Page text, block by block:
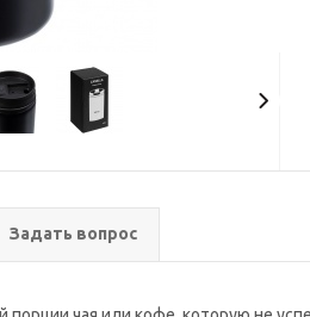
Задать вопрос